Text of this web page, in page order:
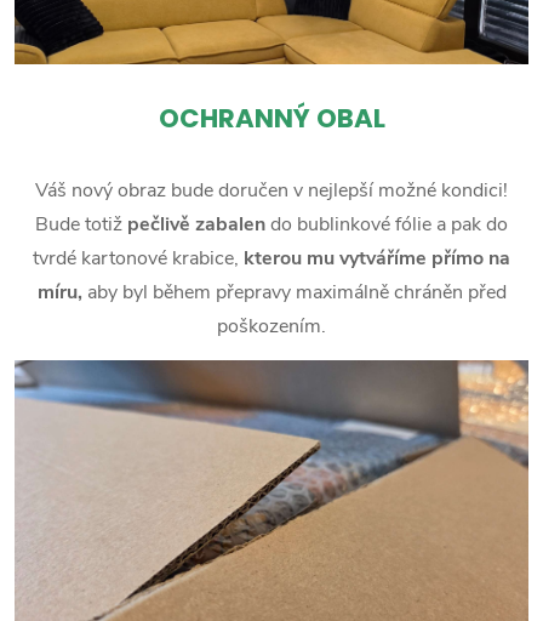
OCHRANNÝ OBAL
Váš nový obraz bude doručen v nejlepší možné kondici!
Bude totiž pečlivě zabalendo bublinkové fólie a pak do
tvrdé kartonové krabice, kterou mu vytváříme přímo na
míru, aby byl během přepravy maximálně chráněn před
poškozením.